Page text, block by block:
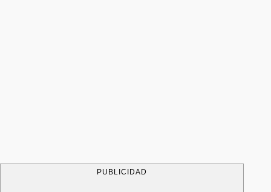
PUBLICIDAD